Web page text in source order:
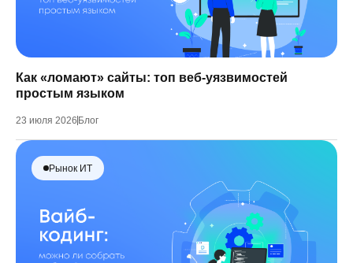
Как «ломают» сайты: топ веб-уязвимостей
простым языком
23 июля 2026 Блог
Рынок ИТ